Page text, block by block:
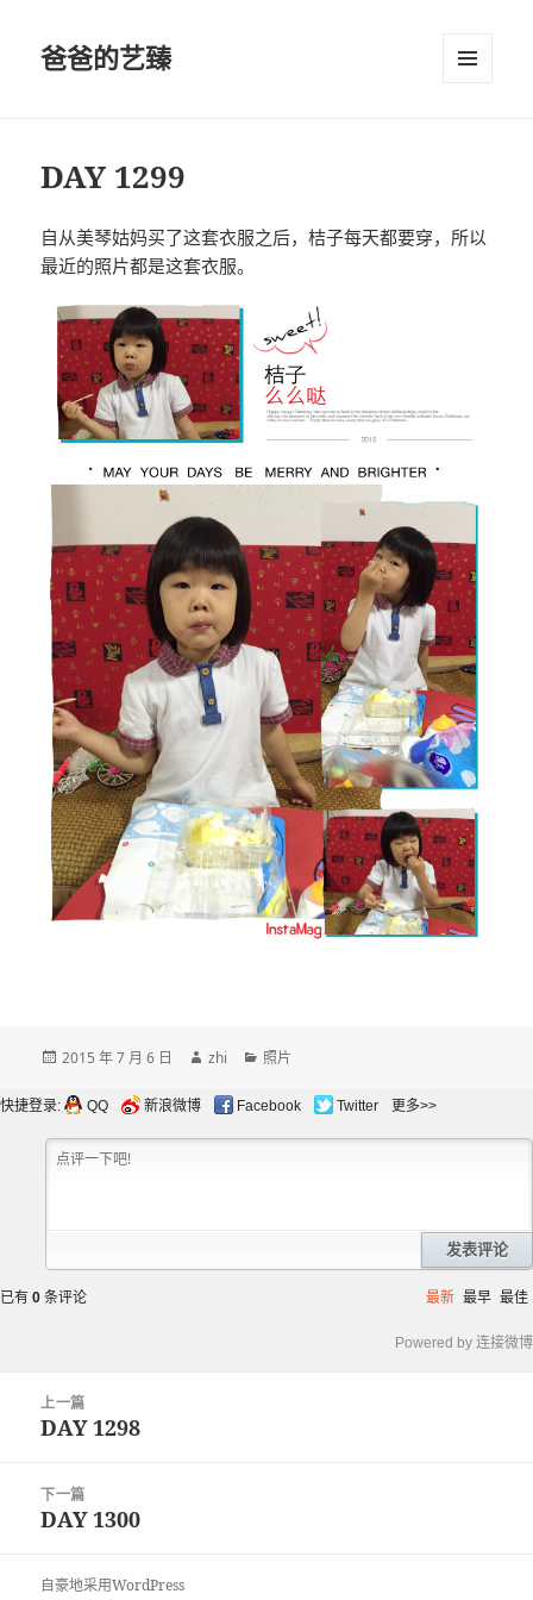
爸爸的艺臻
DAY 1299
自从美琴姑妈买了这套衣服之后，桔子每天都要穿，所以
最近的照片都是这套衣服。
发
于
2015 年 7 月 6 日
作
zhi
分
照片
快捷登录: QQ 新浪微博 Facebook Twitter 更多>>
发表评论
已有 0 条评论 最新 最早 最佳
Powered by 连接微博
上一篇
上
文
章：
DAY 1298
下一篇
下
文
DAY 1300
自豪地采用WordPress